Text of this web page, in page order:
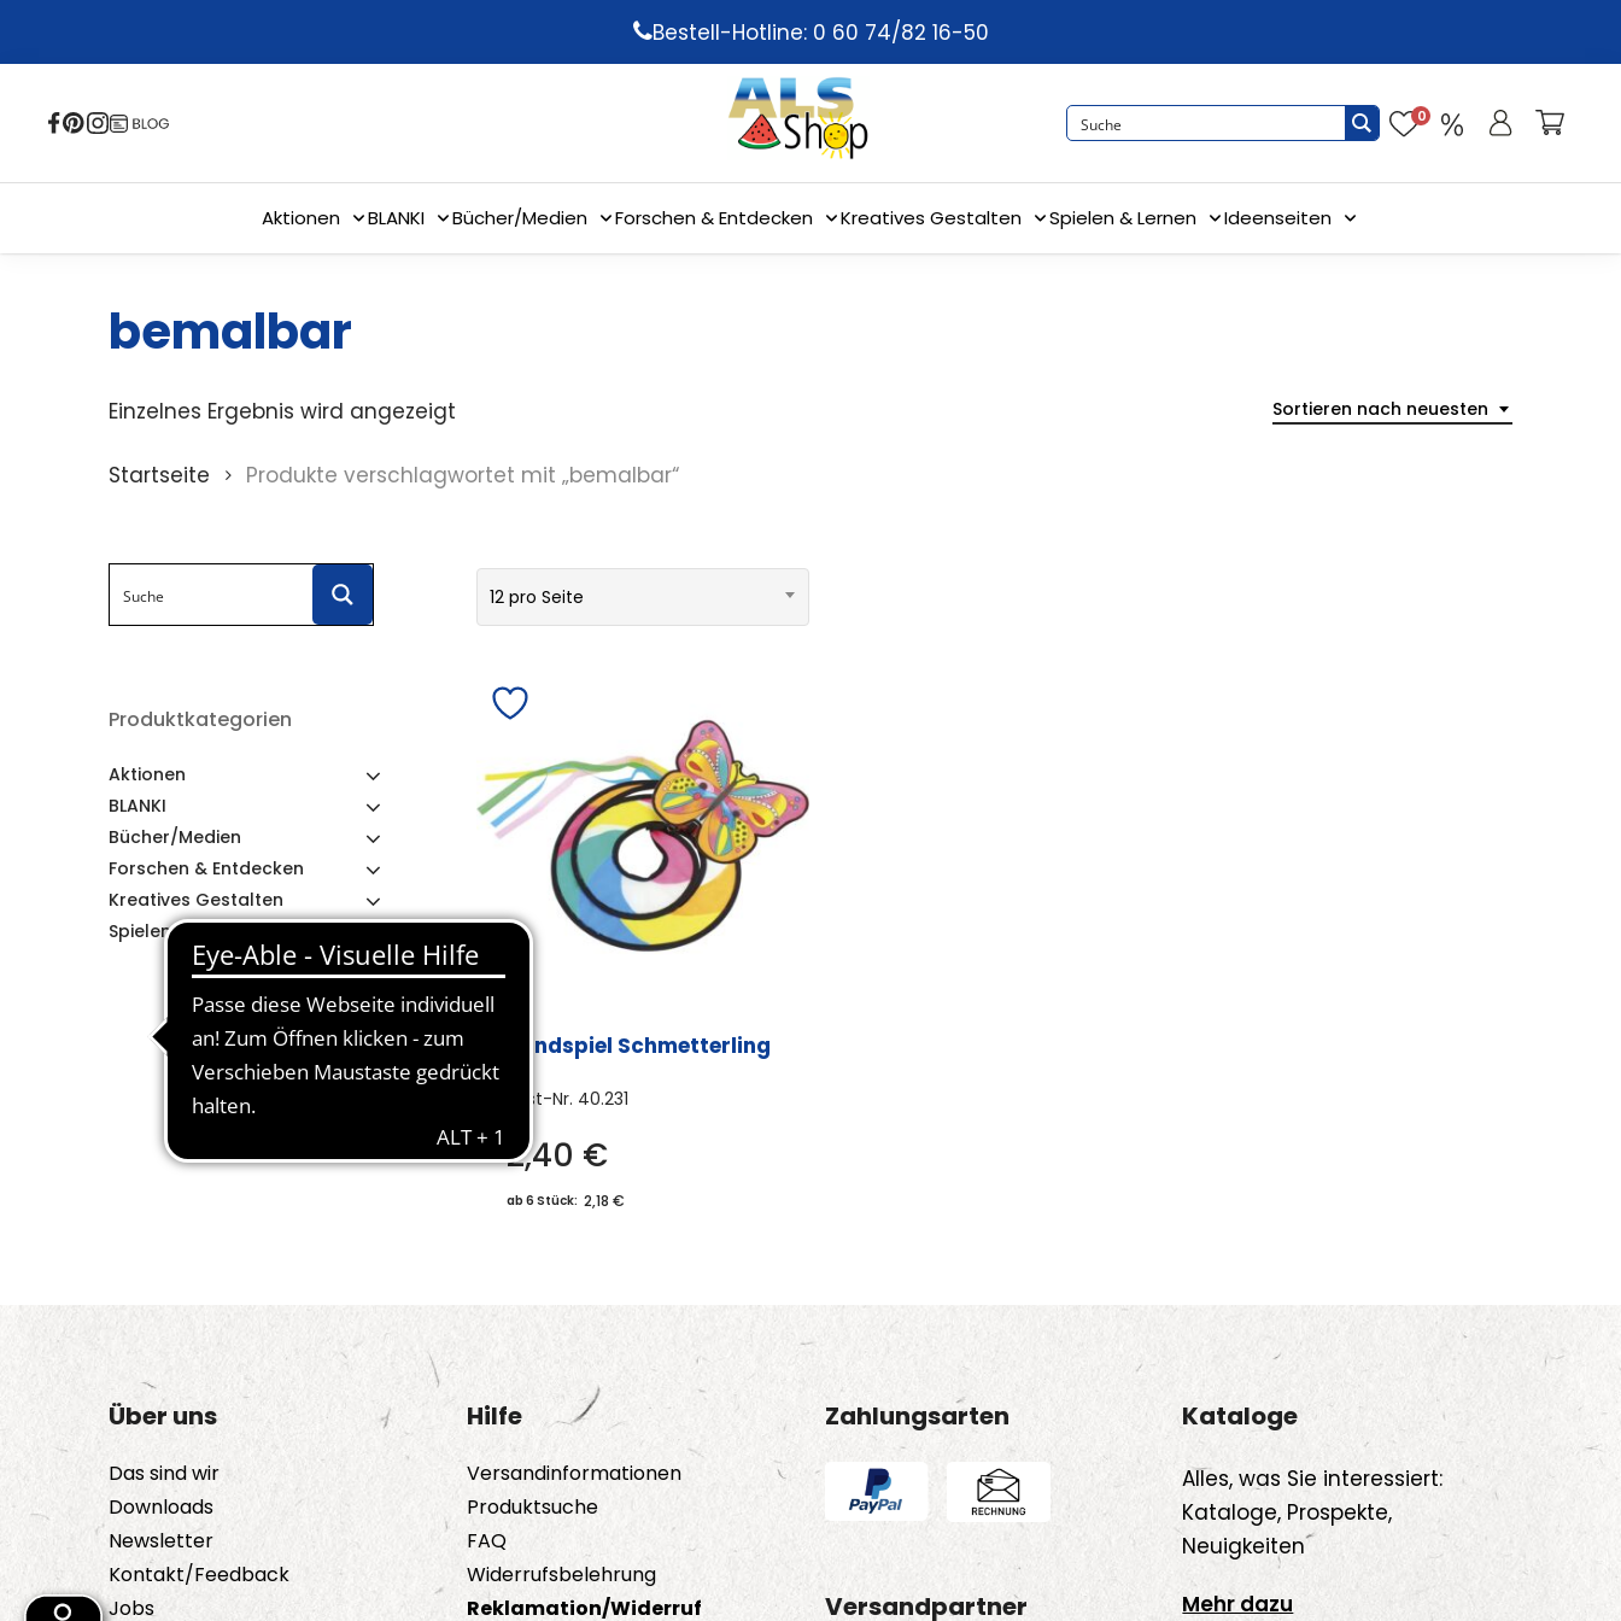
content
Bestell-Hotline: 0 60 74/82 16-50
0
Aktionen BLANKI Bücher/Medien Forschen & Entdecken Kreatives Gestalten Spielen & Lernen Ideenseiten
bemalbar
Sortieren nach neuesten
Einzelnes Ergebnis wird angezeigt
Startseite Produkte verschlagwortet mit „bemalbar“
Produktkategorien
Aktionen
BLANKI
Bücher/Medien
Forschen & Entdecken
Kreatives Gestalten
Spielen & Lernen
12 pro Seite
Windspiel Schmetterling
Best-Nr. 40.231
2,40 €
ab 6 Stück: 2,18 €
Über uns
Das sind wir
Downloads
Newsletter
Kontakt/Feedback
Jobs
Hilfe
Versandinformationen
Produktsuche
FAQ
Widerrufsbelehrung
Reklamation/Widerruf
Zahlungsarten
Versandpartner
Kataloge
Alles, was Sie interessiert:
Kataloge, Prospekte,
Neuigkeiten
Mehr dazu